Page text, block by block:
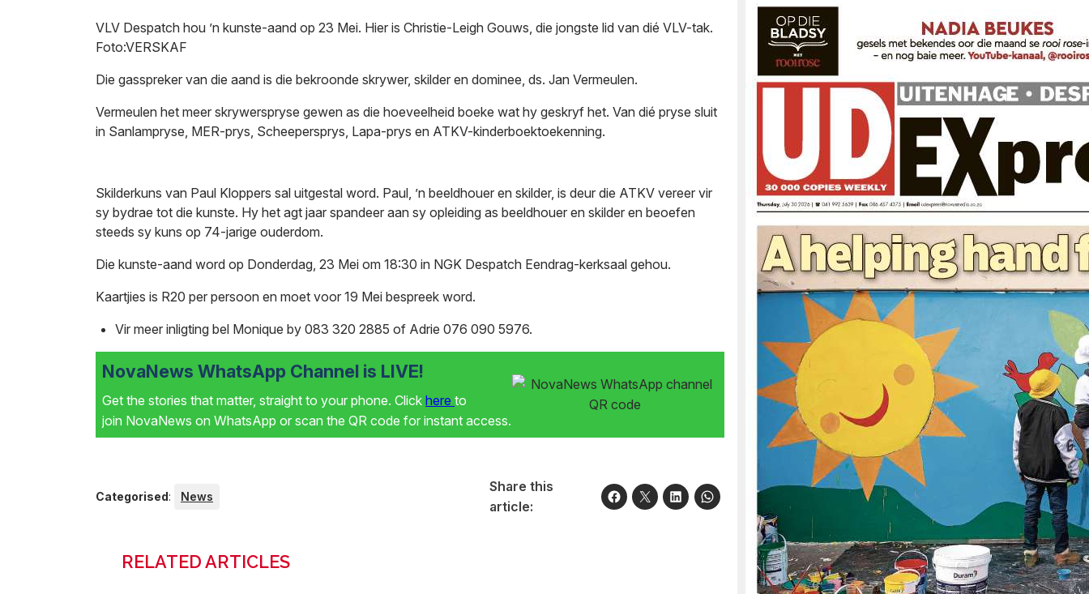
VLV Despatch hou ’n kunste-aand op 23 Mei. Hier is Christie-Leigh Gouws, die jongste lid van dié VLV-tak.
Foto:VERSKAF
Die gasspreker van die aand is die bekroonde skrywer, skilder en dominee, ds. Jan Vermeulen.
Vermeulen het meer skrywerspryse gewen as die hoeveelheid boeke wat hy geskryf het. Van dié pryse sluit
in Sanlampryse, MER-prys, Scheepersprys, Lapa-prys en ATKV-kinderboektoekenning.
Skilderkuns van Paul Kloppers sal uitgestal word. Paul, ’n beeldhouer en skilder, is deur die ATKV vereer vir
sy bydrae tot die kunste. Hy het agt jaar spandeer aan sy opleiding as beeldhouer en skilder en beoefen
steeds sy kuns op 74-jarige ouderdom.
Die kunste-aand word op Donderdag, 23 Mei om 18:30 in NGK Despatch Eendrag-kerksaal gehou.
Kaartjies is R20 per persoon en moet voor 19 Mei bespreek word.
Vir meer inligting bel Monique by 083 320 2885 of Adrie 076 090 5976.
NovaNews WhatsApp Channel is LIVE!
Get the stories that matter, straight to your phone. Click here to
join NovaNews on WhatsApp or scan the QR code for instant access.
Categorised: News
Share this
article:
RELATED ARTICLES